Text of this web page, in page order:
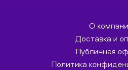
О
Доставка и
Публичная
Политика